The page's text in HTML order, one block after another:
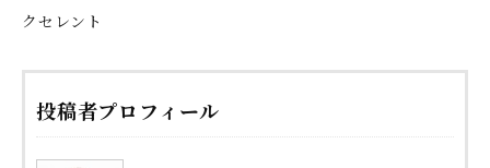
クセレント
投稿者プロフィール